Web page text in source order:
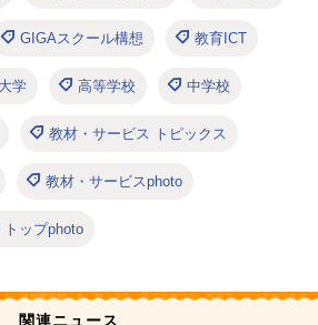
GIGAスクール構想 教育ICT
大学 高等学校 中学校
教材・サービス トピックス
教材・サービスphoto
トップphoto
関連ニュース